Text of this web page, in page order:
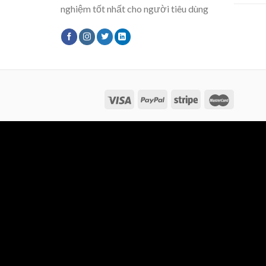
nghiệm tốt nhất cho người tiêu dùng